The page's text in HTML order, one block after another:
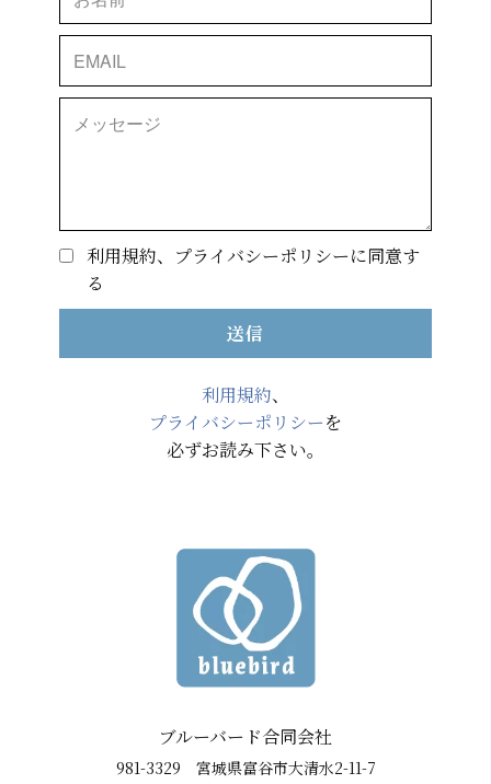
利用規約、プライバシーポリシーに同意す
る
送信
利用規約、
プライバシーポリシーを
必ずお読み下さい。
ブルーバード合同会社
981-3329 宮城県富谷市大清水2-11-7